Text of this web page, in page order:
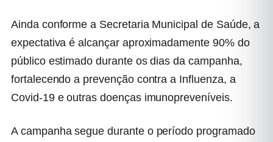
Ainda conforme a Secretaria Municipal de Saúde, a
expectativa é alcançar aproximadamente 90% do
público estimado durante os dias da campanha,
fortalecendo a prevenção contra a Influenza, a
Covid-19 e outras doenças imunopreveníveis.
A campanha segue durante o período programado